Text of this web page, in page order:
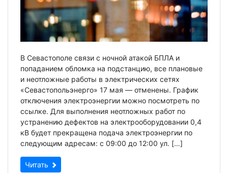
В Севастополе связи с ночной атакой БПЛА и
попаданием обломка на подстанцию, все плановые
и неотложные работы в электрических сетях
«Севастопольэнерго» 17 мая — отменены. График
отключения электроэнергии можно посмотреть по
ссылке. Для выполнения неотложных работ по
устранению дефектов на электрооборудовании 0,4
кВ будет прекращена подача электроэнергии по
следующим адресам: с 09:00 до 12:00 ул. […]
Читать